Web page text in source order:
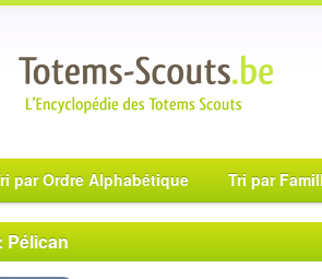
par Ordre Alphabétique Tri par
Pélican